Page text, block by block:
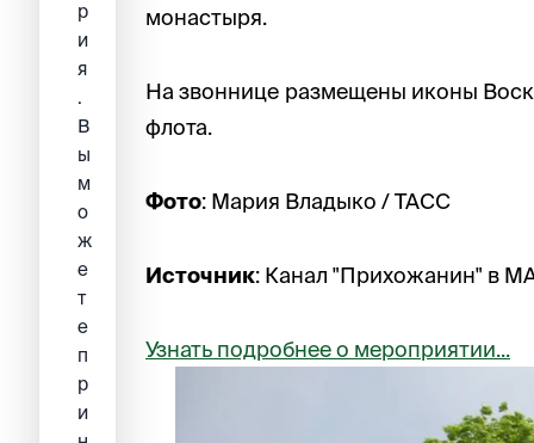
монастыря.
На звоннице размещены иконы
флота.
Фото: Мария Владыко / ТАСС
Источник: Канал "Прихожанин" в
Узнать подробнее о мероприятии...
р
и
я
.
В
ы
м
о
ж
е
т
е
п
р
и